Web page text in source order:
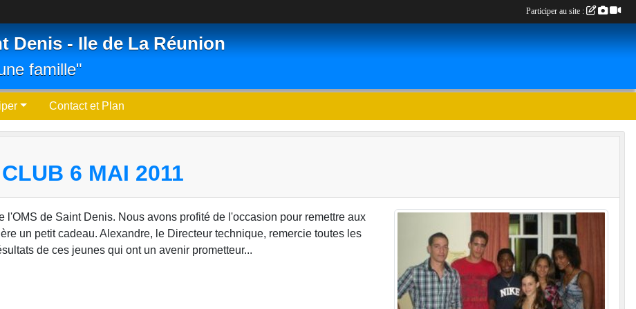
Denis - Ile de La Réunion
famille"
Contact et Plan
6 MAI 2011
l'OMS de Saint Denis. Nous avons profité de l'occasion pour remettre aux
un petit cadeau. Alexandre, le Directeur technique, remercie toutes les
de ces jeunes qui ont un avenir prometteur...
Participer au site :